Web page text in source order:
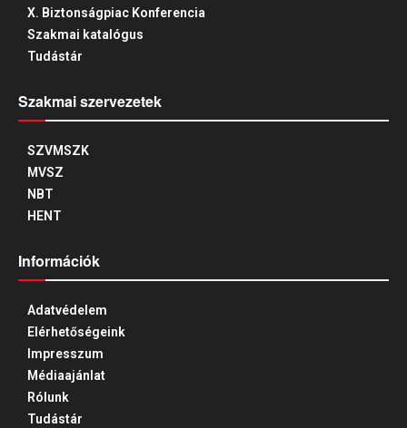
X. Biztonságpiac Konferencia
Szakmai katalógus
Tudástár
Szakmai szervezetek
SZVMSZK
MVSZ
NBT
HENT
Információk
Adatvédelem
Elérhetőségeink
Impresszum
Médiaajánlat
Rólunk
Tudástár